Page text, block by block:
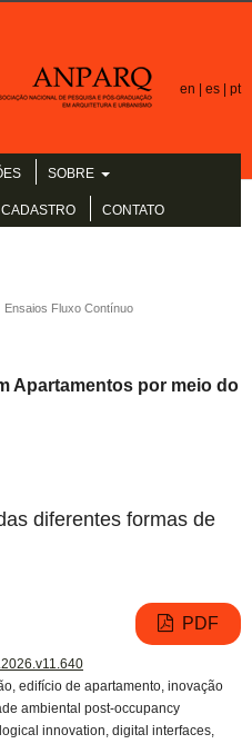
en | es | pt
SOBRE
CADASTRO CONTATO
Ensaios Fluxo Contínuo
Apartamentos por meio do
diferentes formas de
PDF
edifício de apartamento, inovação
ambiental post-occupancy
innovation, digital interfaces,